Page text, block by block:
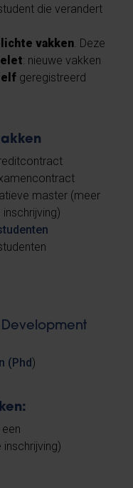
die verandert
vakken. Deze
: nieuwe vakken
geregistreerd
master (meer
Development
(Phd )